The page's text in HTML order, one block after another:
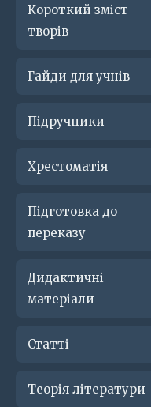
Короткий зміст
творів
Гайди для учнів
Підручники
Хрестоматія
Підготовка до
переказу
Дидактичні
матеріали
Статті
Теорія літератури